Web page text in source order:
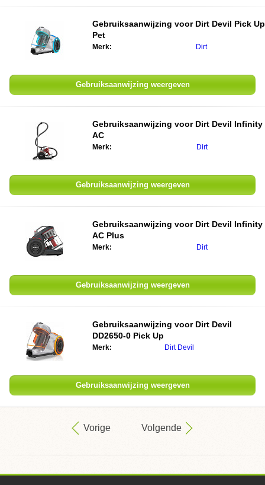
Gebruiksaanwijzing voor Dirt Devil Pick Up
Pet
Merk: Dirt
Gebruiksaanwijzing weergeven
Gebruiksaanwijzing voor Dirt Devil Infinity
AC
Merk: Dirt
Gebruiksaanwijzing weergeven
Gebruiksaanwijzing voor Dirt Devil Infinity
AC Plus
Merk: Dirt
Gebruiksaanwijzing weergeven
Gebruiksaanwijzing voor Dirt Devil
DD2650-0 Pick Up
Merk: Dirt Devil
Gebruiksaanwijzing weergeven
Vorige Volgende